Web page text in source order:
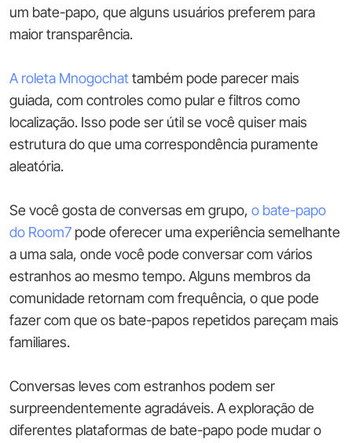
um bate-papo, que alguns usuários preferem para
maior transparência.
A roleta Mnogochattambém pode parecer mais
guiada, com controles como pular e filtros como
localização. Isso pode ser útil se você quiser mais
estrutura do que uma correspondência puramente
aleatória.
Se você gosta de conversas em grupo, o bate-papo
do Room7 pode oferecer uma experiência semelhante
a uma sala, onde você pode conversar com vários
estranhos ao mesmo tempo. Alguns membros da
comunidade retornam com frequência, o que pode
fazer com que os bate-papos repetidos pareçam mais
familiares.
Conversas leves com estranhos podem ser
surpreendentemente agradáveis. A exploração de
diferentes plataformas de bate-papo pode mudar o